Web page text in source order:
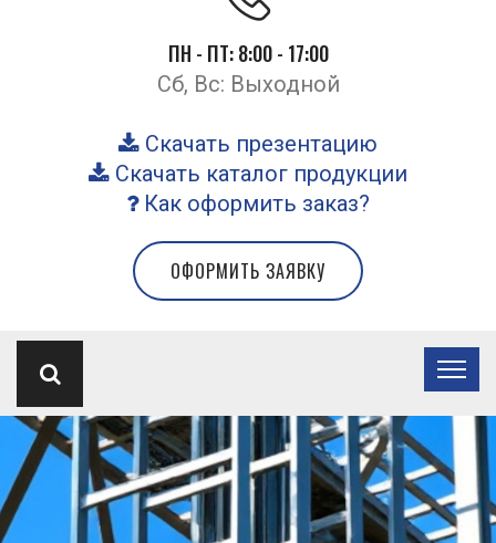
ПН - ПТ: 8:00 - 17:00
Сб, Вс: Выходной
Скачать презентацию
Скачать каталог продукции
Как оформить заказ?
ОФОРМИТЬ ЗАЯВКУ